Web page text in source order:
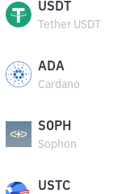
USDT
Tether USDT
ADA
Cardano
SOPH
Sophon
USTC